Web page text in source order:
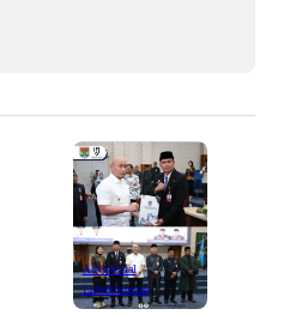
Advertorial
Lubuklinggau